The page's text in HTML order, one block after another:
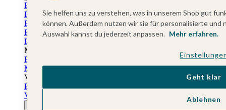
Einladungskarten Jugendweihe
Dankeskarten Jugendweihe
Einschulungskarten
Einladungskarten Einschulung
Danksagung Einschulung
Muttertag
Fotogeschenke Muttertag
Muttertagskarten
Vatertag
Fotogeschenke Vatertag
Vatertagskarten
Sie helfen uns zu verstehen, was in unserem Shop gut
können. Außerdem nutzen wir sie für personalisierte
Auswahl kannst du jederzeit anpassen. Mehr erfahren.
Ablehnen
Geht klar